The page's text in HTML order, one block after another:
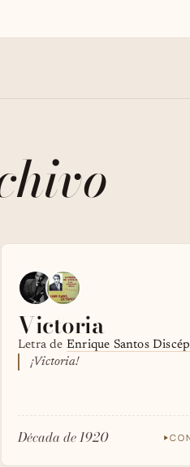
Victoria
Letra de Enrique Santos
¡Victoria!
Década de 1920